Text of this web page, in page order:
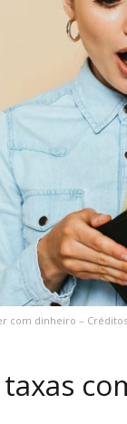
com dinheiro –